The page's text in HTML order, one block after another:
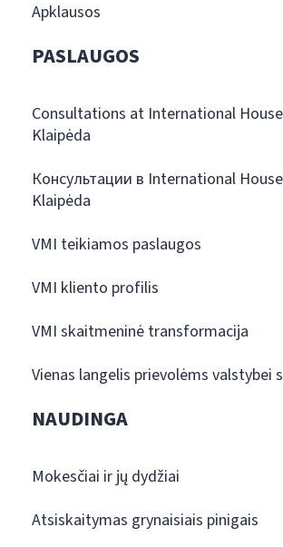
Apklausos
PASLAUGOS
Consultations at International
Klaipėda
Консультации в International
Klaipėda
VMI teikiamos paslaugos
VMI kliento profilis
VMI skaitmeninė transformacija
Vienas langelis prievolėms valstybei
NAUDINGA
Mokesčiai ir jų dydžiai
Atsiskaitymas grynaisiais pinigais